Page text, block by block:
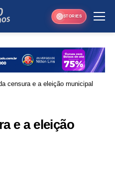
STORIES
censura e a eleição municipal
e a eleição